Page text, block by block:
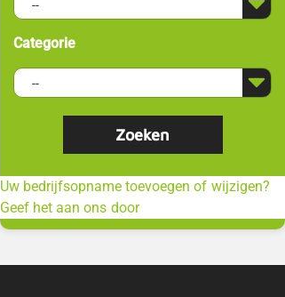
Categorie
Uw bedrijfsopname toevoegen of wijzigen?
Geef het aan ons door